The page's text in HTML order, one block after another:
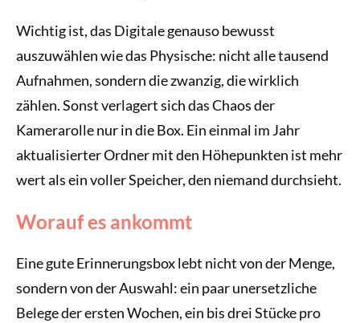
Wichtig ist, das Digitale genauso bewusst
auszuwählen wie das Physische: nicht alle tausend
Aufnahmen, sondern die zwanzig, die wirklich
zählen. Sonst verlagert sich das Chaos der
Kamerarolle nur in die Box. Ein einmal im Jahr
aktualisierter Ordner mit den Höhepunkten ist mehr
wert als ein voller Speicher, den niemand durchsieht.
Worauf es ankommt
Eine gute Erinnerungsbox lebt nicht von der Menge,
sondern von der Auswahl: ein paar unersetzliche
Belege der ersten Wochen, ein bis drei Stücke pro